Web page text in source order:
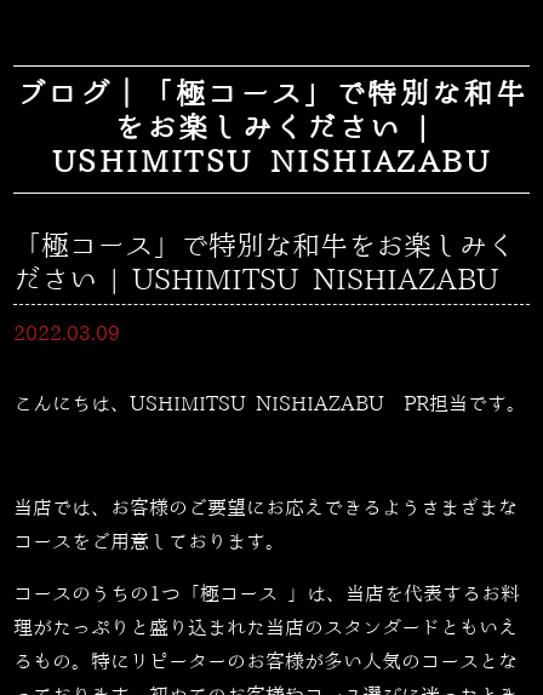
ブログ｜「極コース」で特別な和牛
をお楽しみください |
USHIMITSU NISHIAZABU
「極コース」で特別な和牛をお楽しみく
ださい | USHIMITSU NISHIAZABU
2022.03.09
こんにちは、USHIMITSU NISHIAZABU PR担当です。
当店では、お客様のご要望にお応えできるようさまざまな
コースをご用意しております。
コースのうちの1つ「極コース 」は、当店を代表するお料
理がたっぷりと盛り込まれた当店のスタンダードともいえ
るもの。特にリピーターのお客様が多い人気のコースとな